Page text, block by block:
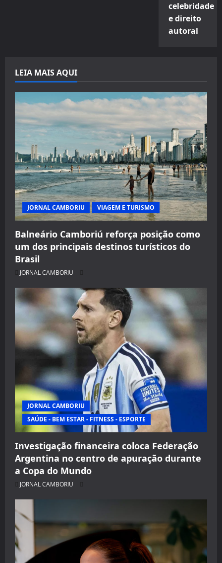
celebridade
e direito
autoral
LEIA MAIS AQUI
JORNAL CAMBORIU VIAGEM E TURISMO
Balneário Camboriú reforça posição como
um dos principais destinos turísticos do
Brasil
JORNAL CAMBORIU
JORNAL CAMBORIU
SAÚDE - BEM ESTAR - FITNESS - ESPORTE
Investigação financeira coloca Federação
Argentina no centro de apuração durante
a Copa do Mundo
JORNAL CAMBORIU